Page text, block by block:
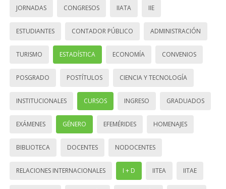
JORNADAS CONGRESOS IIATA IIE
ESTUDIANTES CONTADOR PÚBLICO ADMINISTRACIÓN
TURISMO ESTADÍSTICA ECONOMÍA CONVENIOS
POSGRADO POSTÍTULOS CIENCIA Y TECNOLOGÍA
INSTITUCIONALES CURSOS INGRESO GRADUADOS
EXÁMENES GÉNERO EFEMÉRIDES HOMENAJES
BIBLIOTECA DOCENTES NODOCENTES
RELACIONES INTERNACIONALES I + D IITEA IITAE